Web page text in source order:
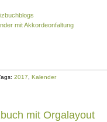
mit Akkordeonfaltung
2017 Kalender
mit Orgalayout